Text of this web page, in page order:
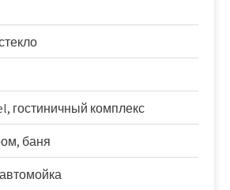
гостиничный комплекс
баня